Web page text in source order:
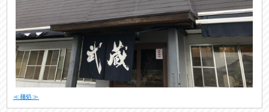
≪麺処≫